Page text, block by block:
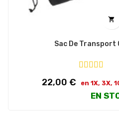

Sac De Transport
Prix
22,00 € en 1X, 3X,
EN